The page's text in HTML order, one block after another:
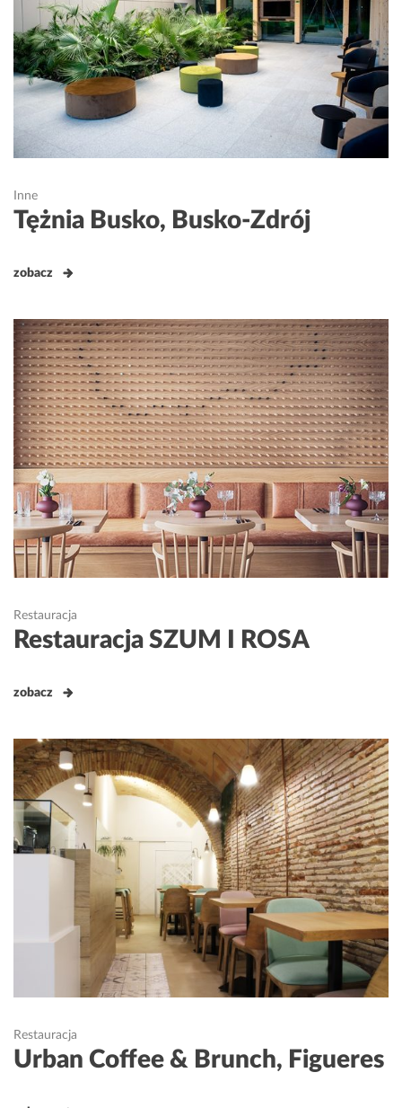
Inne
Tężnia Busko, Busko-Zdrój
zobacz
Restauracja
Restauracja SZUM I ROSA
zobacz
Restauracja
Urban Coffee & Brunch, Figueres